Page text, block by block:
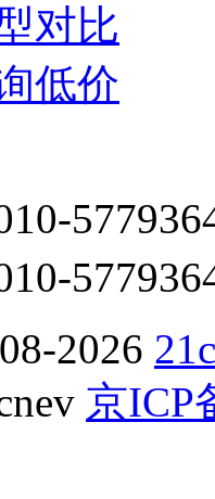
对比
低价
2026
京ICP